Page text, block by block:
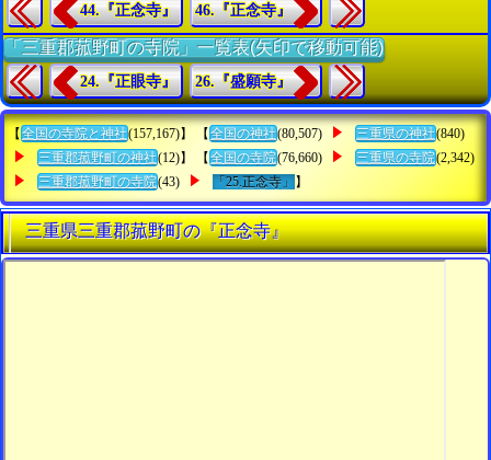
44.『正念寺』 46.『正念寺』
「三重郡菰野町の寺院」一覧表(矢印で移動可能)
24.『正眼寺』 26.『盛願寺』
【 全国の寺院と神社(157,167)】 【 全国の神社(80,507) 三重県の神社(840)
三重郡菰野町の神社(12)】 【 全国の寺院(76,660) 三重県の寺院(2,342)
三重郡菰野町の寺院(43) 「25.正念寺」 】
三重県三重郡菰野町の『正念寺』